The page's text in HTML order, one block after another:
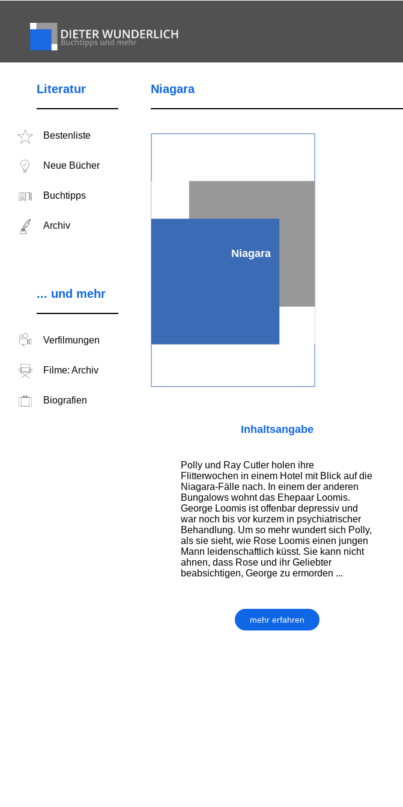
Literatur
Bestenliste
Neue Bücher
Buchtipps
Archiv
... und mehr
Verfilmungen
Filme: Archiv
Biografien
Niagara
Niagara
Inhaltsangabe
Polly und Ray Cutler holen ihre
Flitterwochen in einem Hotel mit Blick auf die
Niagara-Fälle nach. In einem der anderen
Bungalows wohnt das Ehepaar Loomis.
George Loomis ist offenbar depressiv und
war noch bis vor kurzem in psychiatrischer
Behandlung. Um so mehr wundert sich Polly,
als sie sieht, wie Rose Loomis einen jungen
Mann leidenschaftlich küsst. Sie kann nicht
ahnen, dass Rose und ihr Geliebter
beabsichtigen, George zu ermorden ...
mehr erfahren